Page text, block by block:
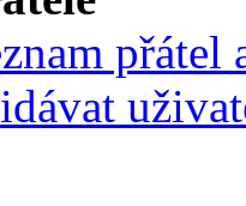
přátel